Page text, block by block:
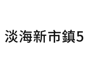
海新市鎮5